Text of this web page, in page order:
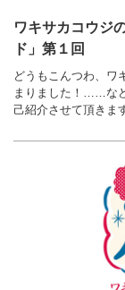
ワキサカコウジ
ド」第１回
どうもこんつわ、ワ
まりました！……な
己紹介させて頂きま